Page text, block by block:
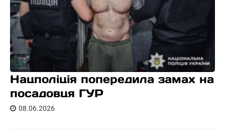
Нацполіція попередила замах на
посадовця ГУР
08.06.2026